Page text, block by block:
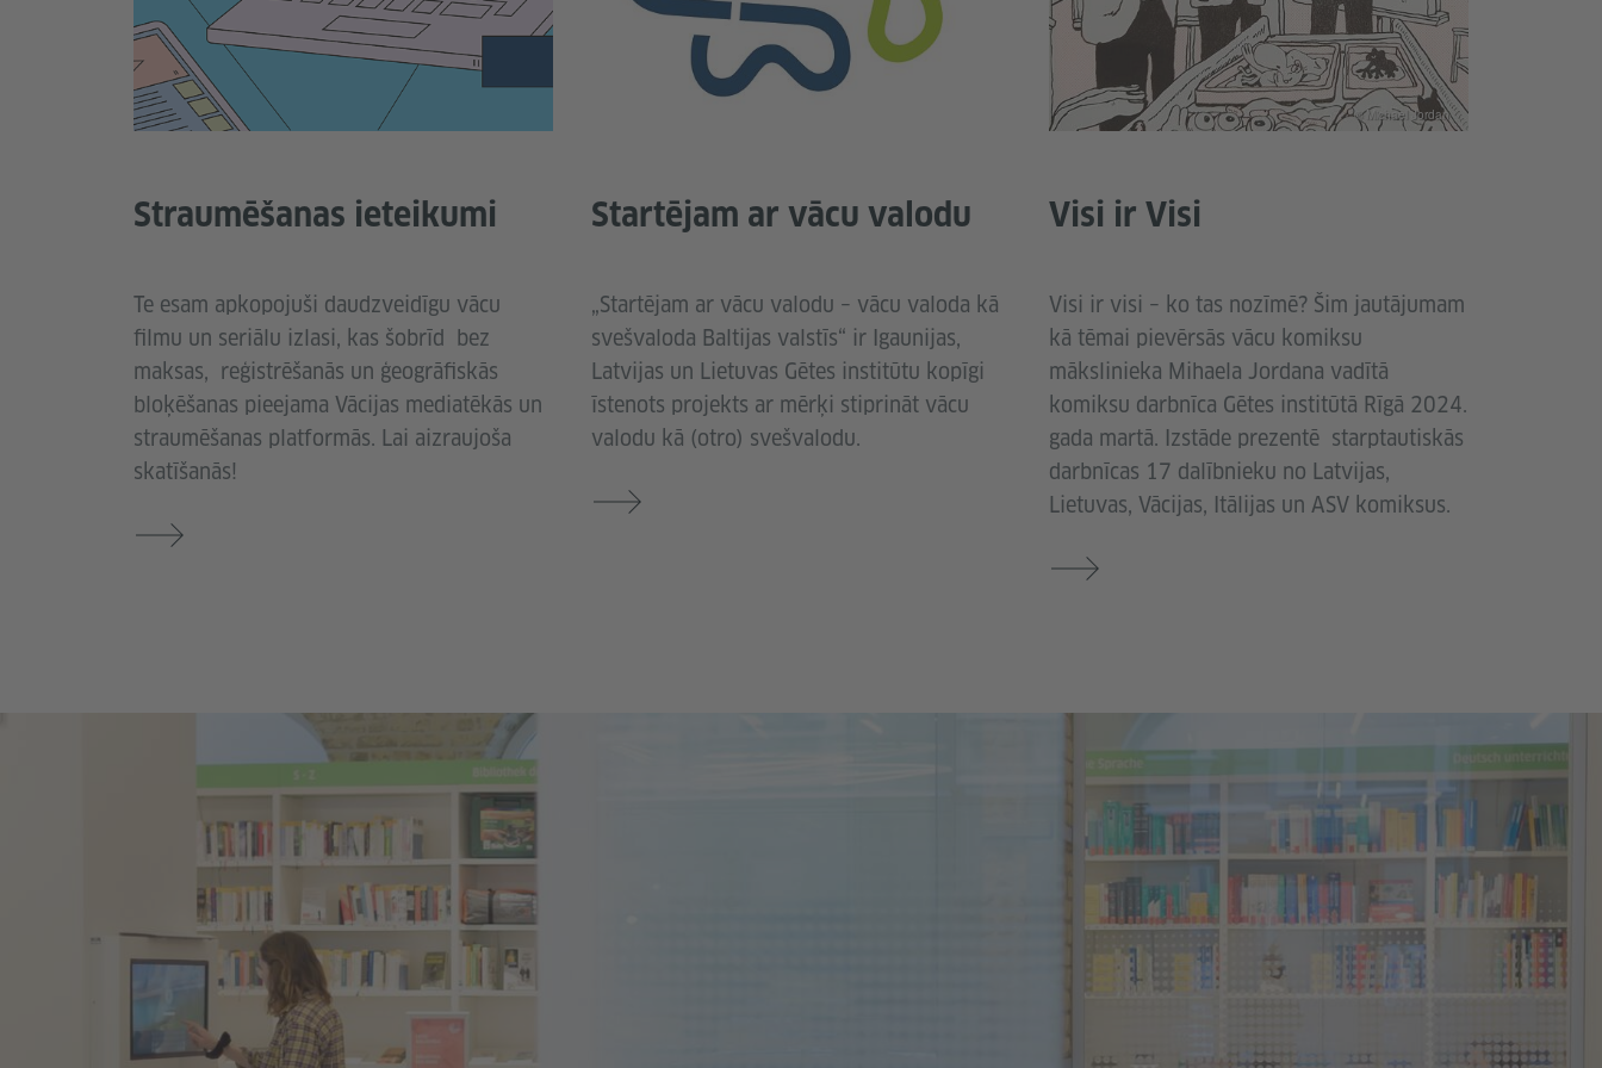
Straumēšanas ieteikumi
Te esam apkopojuši daudzveidīgu vācu
filmu un seriālu izlasi, kas šobrīd bez
maksas, reģistrēšanās un ģeogrāfiskās
bloķēšanas pieejama Vācijas mediatēkās un
straumēšanas platformās. Lai aizraujoša
skatīšanās!
Startējam ar vācu valodu
„Startējam ar vācu valodu – vācu valoda kā
svešvaloda Baltijas valstīs“ ir Igaunijas,
Latvijas un Lietuvas Gētes institūtu kopīgi
īstenots projekts ar mērķi stiprināt vācu
valodu kā (otro) svešvalodu.
Visi ir Visi
Visi ir visi – ko tas nozīmē? Šim jautājumam
kā tēmai pievērsās vācu komiksu
mākslinieka Mihaela Jordana vadītā
komiksu darbnīca Gētes institūtā Rīgā 2024.
gada martā. Izstāde prezentē starptautiskās
darbnīcas 17 dalībnieku no Latvijas,
Lietuvas, Vācijas, Itālijas un ASV komiksus.
© Michael Jordan